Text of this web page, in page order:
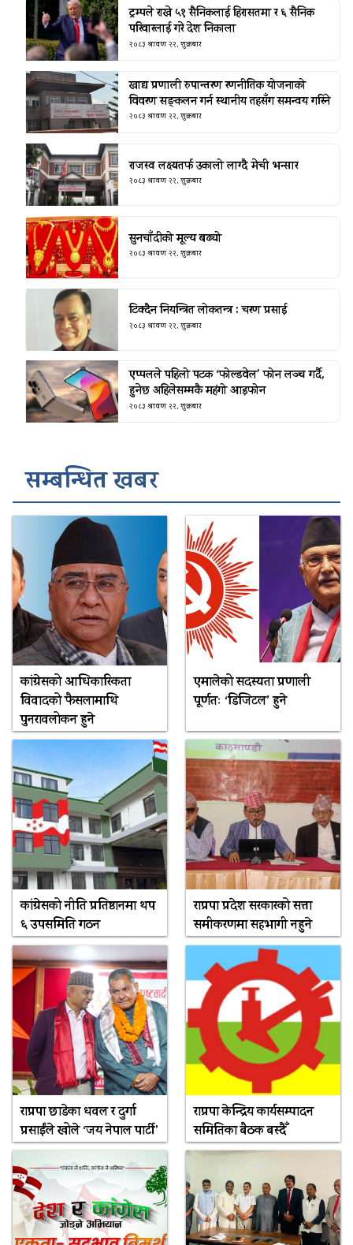
ट्रम्पले राखे ५१ सैनिकलाई हिरासतमा र ६ सैनिक
परिवारलाई गरे देश निकाला
२०८३ श्रावण २२, शुक्रबार
खाद्य प्रणाली रुपान्तरण रणनीतिक योजनाको
विवरण सङ्कलन गर्न स्थानीय तहसँग समन्वय गरिने
२०८३ श्रावण २२, शुक्रबार
राजस्व लक्ष्यतर्फ उकालो लाग्दै मेची भन्सार
२०८३ श्रावण २२, शुक्रबार
सुनचाँदीको मूल्य बढ्यो
२०८३ श्रावण २२, शुक्रबार
टिक्दैन नियन्त्रित लोकतन्त्र : चरण प्रसाई
२०८३ श्रावण २२, शुक्रबार
एप्पलले पहिलो पटक ‘फोल्डवेल’ फोन लञ्च गर्दै,
हुनेछ अहिलेसम्मकै महंगो आइफोन
२०८३ श्रावण २२, शुक्रबार
सम्बन्धित खबर
कांग्रेसको आधिकारिकता
विवादको फैसलामाथि
पुनरावलोकन हुने
एमालेको सदस्यता प्रणाली
पूर्णतः ‘डिजिटल’ हुने
कांग्रेसको नीति प्रतिष्ठानमा थप
६ उपसमिति गठन
राप्रपा प्रदेश सरकारको सत्ता
समीकरणमा सहभागी नहुने
राप्रपा छाडेका धवल र दुर्गा
प्रसाईंले खोले ‘जय नेपाल पार्टी’
राप्रपा केन्द्रिय कार्यसम्पादन
समितिका बैठक बस्दैँ